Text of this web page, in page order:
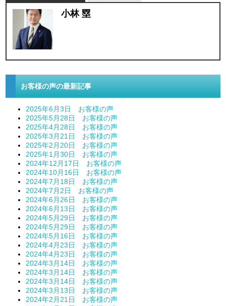
小林 塁
お客様の声の最新記事
2025年6月3日 お客様の声
2025年5月28日 お客様の声
2025年4月28日 お客様の声
2025年3月21日 お客様の声
2025年2月20日 お客様の声
2025年1月30日 お客様の声
2024年12月17日 お客様の声
2024年10月16日 お客様の声
2024年7月18日 お客様の声
2024年7月2日 お客様の声
2024年6月26日 お客様の声
2024年6月13日 お客様の声
2024年5月29日 お客様の声
2024年5月29日 お客様の声
2024年5月16日 お客様の声
2024年4月23日 お客様の声
2024年4月23日 お客様の声
2024年3月14日 お客様の声
2024年3月14日 お客様の声
2024年3月14日 お客様の声
2024年3月13日 お客様の声
2024年2月21日 お客様の声